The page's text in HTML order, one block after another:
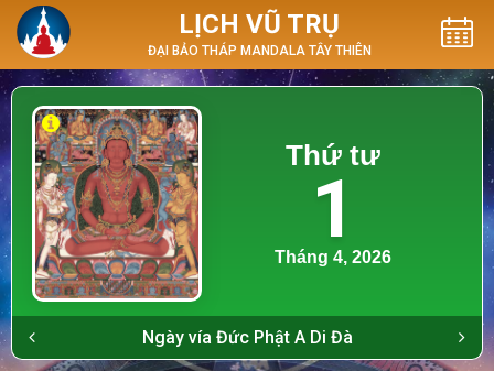
LỊCH VŨ TRỤ
ĐẠI BẢO THÁP MANDALA TÂY THIÊN
Thứ tư
1
Tháng 4, 2026
Ngày vía Đức Phật A Di Đà